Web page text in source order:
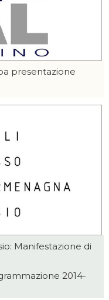
presentazione
Manifestazione di
2014-